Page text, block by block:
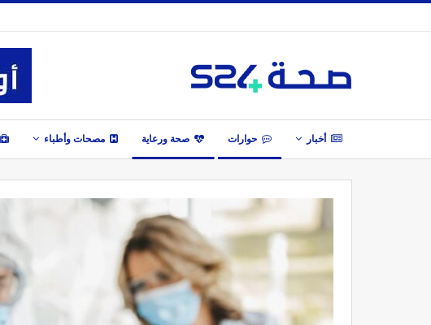
أخبار حوارات صحة ورعاية مصحات وأطباء